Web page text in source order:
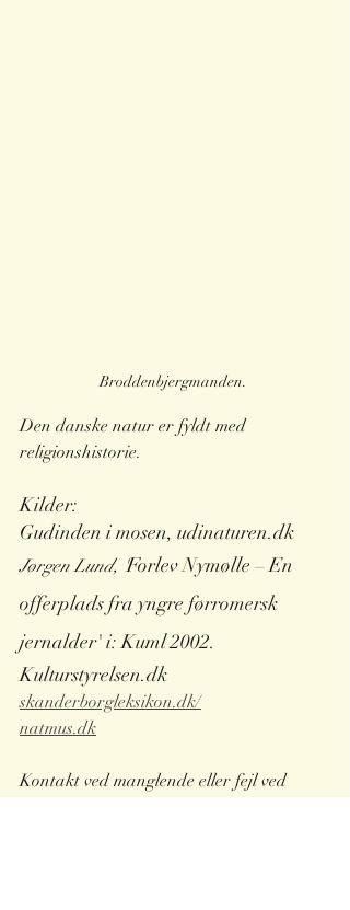
Broddenbjergmanden.
Den danske natur er fyldt med
religionshistorie.
Kilder:
Gudinden i mosen, udinaturen.dk
Jørgen Lund, 'Forlev Nymølle – En
offerplads fra yngre førromersk
jernalder' i: Kuml 2002.
Kulturstyrelsen.dk
skanderborgleksikon.dk/
natmus.dk
Kontakt ved manglende eller fejl ved